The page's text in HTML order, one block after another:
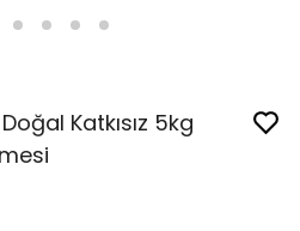
Katkısız 5kg